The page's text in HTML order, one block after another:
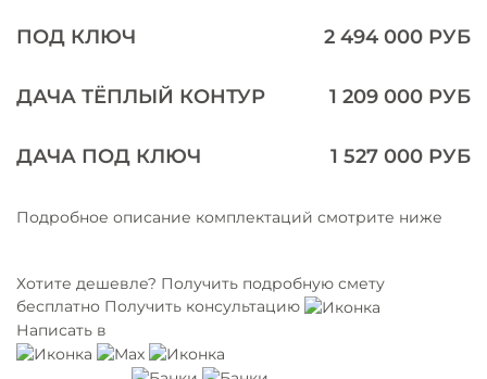
ПОД КЛЮЧ 2 494 000 РУБ
ДАЧА ТЁПЛЫЙ КОНТУР 1 209 000 РУБ
ДАЧА ПОД КЛЮЧ 1 527 000 РУБ
Подробное описание комплектаций смотрите ниже
Хотите дешевле? Получить подробную смету
бесплатно Получить консультацию
Написать в